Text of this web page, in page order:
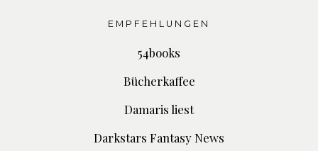
EMPFEHLUNGEN
54books
Bücherkaffee
Damaris liest
Darkstars Fantasy News